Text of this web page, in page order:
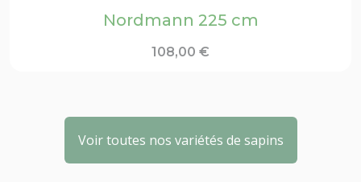
Nordmann 225 cm
108,00 €
Voir toutes nos variétés de sapins